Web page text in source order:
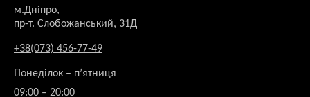
м.Дніпро,
пр-т. Слобожанський, 31Д
+38(073) 456-77-49
Понеділок – п’ятниця
09:00 – 20:00